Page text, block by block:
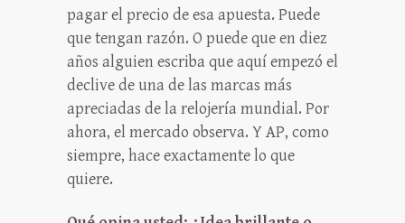
pagar el precio de esa apuesta. Puede
que tengan razón. O puede que en diez
años alguien escriba que aquí empezó el
declive de una de las marcas más
apreciadas de la relojería mundial. Por
ahora, el mercado observa. Y AP, como
siempre, hace exactamente lo que
quiere.